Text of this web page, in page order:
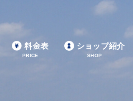
料金表
PRICE
ショップ紹介
SHOP